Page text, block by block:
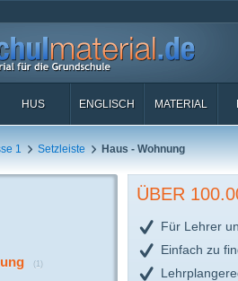
HUS ENGLISCH MATERIAL
1 Setzleiste Haus - Wohnung
(1)
ÜBER
Für Lehrer
Einfach zu